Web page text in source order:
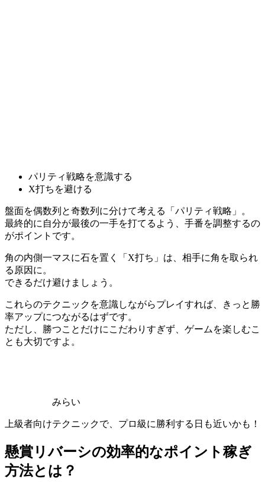
パリティ戦略を意識する
X打ちを避ける
盤面を偶数列と奇数列に分けて考える「パリティ戦略」。
最終的に自分が最後の一手を打てるよう、手番を調整するの
がポイントです。
角の内側一マスに石を置く「X打ち」は、相手に角を取られ
る原因に。
できるだけ避けましょう。
これらのテクニックを意識しながらプレイすれば、きっと勝
率アップにつながるはずです。
ただし、勝つことだけにこだわりすぎず、ゲームを楽しむこ
とも大切ですよ。
みらい
上級者向けテクニックで、プロ級に勝利する日も近いかも！
懸賞リバーシの効率的なポイント稼ぎ
方法とは？